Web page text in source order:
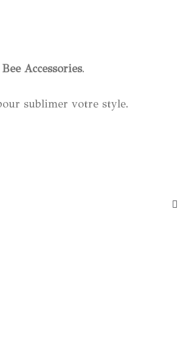
Accessories.
sublimer votre style.